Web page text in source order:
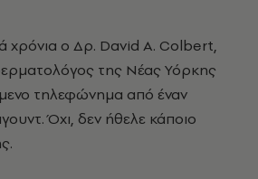
χρόνια ο Δρ. David A. Colbert,
της Νέας Υόρκης
τηλεφώνημα από έναν
Όχι, δεν ήθελε κάποιο